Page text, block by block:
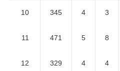
10 345 4 3
11 471 5 8
12 329 4 4